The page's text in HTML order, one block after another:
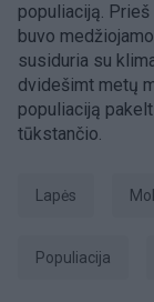
populiaciją.
buvo
susiduria su
dvidešimt metų
populiaciją
tūkstančio.
lapės
populiacija